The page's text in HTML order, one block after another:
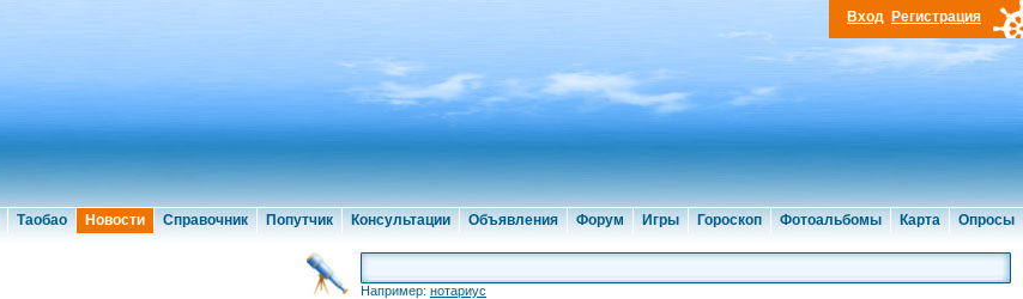
Таобао Новости Справочник Попутчик Консультации Объявления Форум Игры Гороскоп Фотоальбомы Карта Опросы
Вход Регистрация
Например: нотариус